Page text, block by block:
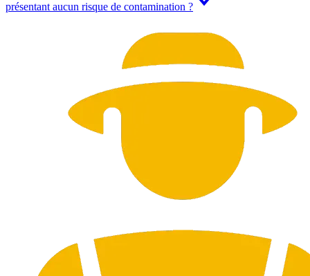
présentant aucun risque de contamination ?